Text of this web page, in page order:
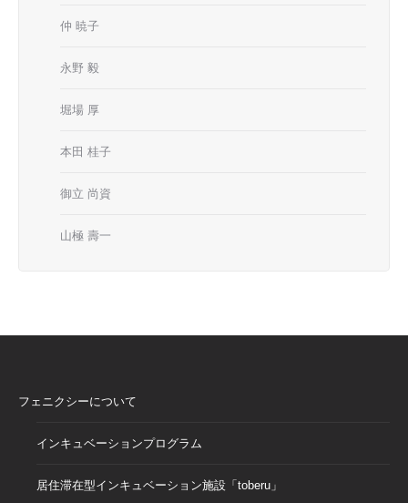
仲 暁子
永野 毅
堀場 厚
本田 桂子
御立 尚資
山極 壽一
フェニクシーについて
インキュベーションプログラム
居住滞在型インキュベーション施設「toberu」